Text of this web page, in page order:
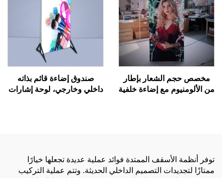
مخصص حجم الشعار بإطار
من الألومنيوم مع إضاءة خلفية
صندوق إضاءة قائم بذاته
داخلي وخارجي، لوحة إشارات
توفر أنظمة الأسقف الممتدة فوائد عملية عديدة تجعلها خيارًا
ممتازًا لتجديدات التصميم الداخلي الحديثة. وتتم عملية التركيب